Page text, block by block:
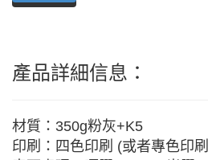
產品詳細信息：
材質：350g粉灰+K5
印刷：四色印刷 (或者專色印